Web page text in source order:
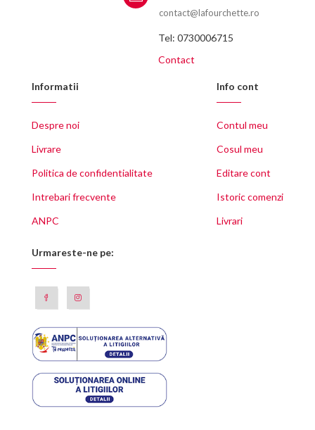
contact@lafourchette.ro
Tel: 0730006715
Contact
Informatii
Despre noi
Livrare
Politica de confidentialitate
Intrebari frecvente
ANPC
Info cont
Contul meu
Cosul meu
Editare cont
Istoric comenzi
Livrari
Urmareste-ne pe: